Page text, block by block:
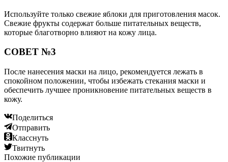
Используйте только свежие яблоки для приготовления масок.
Свежие фрукты содержат больше питательных веществ,
которые благотворно влияют на кожу лица.
СОВЕТ №3
После нанесения маски на лицо, рекомендуется лежать в
спокойном положении, чтобы избежать стекания маски и
обеспечить лучшее проникновение питательных веществ в
кожу.
Поделиться
Отправить
Класснуть
Твитнуть
Похожие публикации